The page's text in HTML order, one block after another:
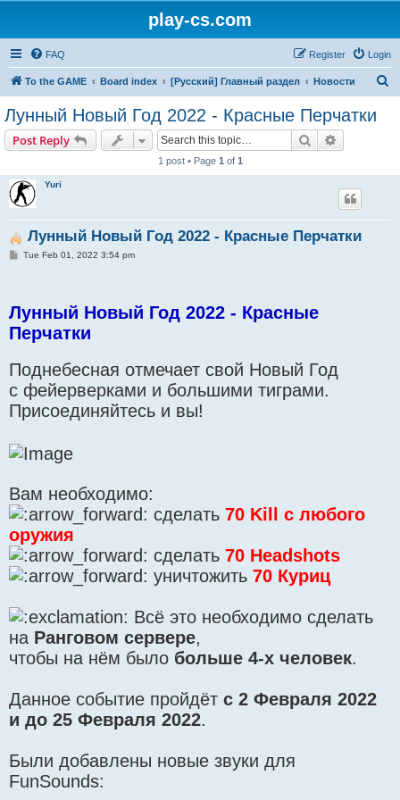
play-cs.com
FAQ Login
Register
To the GAME Board index [Русский] Главный раздел Новости
Лунный Новый Год 2022 - Красные Перчатки
Post Reply Search
1 post • Page 1 of 1
Yuri
Лунный Новый Год 2022 - Красные Перчатки
PTue Feb 01, 2022 3:54 pm
Лунный Новый Год 2022 - Красные
Перчатки
Поднебесная отмечает свой Новый Год
с фейерверками и большими тиграми.
Присоединяйтесь и вы!
Вам необходимо:
сделать 70 Kill с любого
оружия
сделать 70 Headshots
уничтожить 70 Куриц
Всё это необходимо сделать
на Ранговом сервере,
чтобы на нём было больше 4-х человек.
Данное событие пройдёт с 2 Февраля 2022
и до 25 Февраля 2022.
Были добавлены новые звуки для
FunSounds: